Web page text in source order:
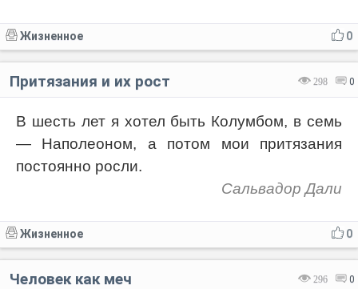
0
Жизненное
298 0
Притязания и их рост
В шесть лет я хотел быть Колумбом, в семь
— Наполеоном, а потом мои притязания
постоянно росли.
Сальвадор Дали
0
Жизненное
296 0
Человек как меч